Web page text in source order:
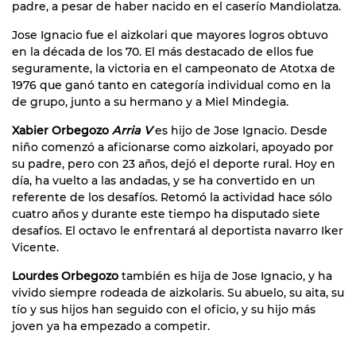
padre, a pesar de haber nacido en el caserío Mandiolatza.
Jose Ignacio fue el aizkolari que mayores logros obtuvo
en la década de los 70. El más destacado de ellos fue
seguramente, la victoria en el campeonato de Atotxa de
1976 que ganó tanto en categoría individual como en la
de grupo, junto a su hermano y a Miel Mindegia.
Xabier Orbegozo Arria Ves hijo de Jose Ignacio. Desde
niño comenzó a aficionarse como aizkolari, apoyado por
su padre, pero con 23 años, dejó el deporte rural. Hoy en
día, ha vuelto a las andadas, y se ha convertido en un
referente de los desafíos. Retomó la actividad hace sólo
cuatro años y durante este tiempo ha disputado siete
desafíos. El octavo le enfrentará al deportista navarro Iker
Vicente.
Lourdes Orbegozo también es hija de Jose Ignacio, y ha
vivido siempre rodeada de aizkolaris. Su abuelo, su aita, su
tío y sus hijos han seguido con el oficio, y su hijo más
joven ya ha empezado a competir.